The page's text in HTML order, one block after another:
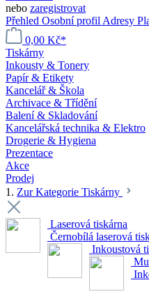
nebo zaregistrovat
Přehled Osobní profil Adresy
0,00 Kč*
Tiskárny
Inkousty & Tonery
Papír & Etikety
Kancelář & Škola
Archivace & Třídění
Balení & Skladování
Kancelářská technika & Elektro
Drogerie & Hygiena
Prezentace
Akce
Prodej
1. Zur Kategorie Tiskárny
Laserová tiskárna
Černobílá laserová
Inkoustová